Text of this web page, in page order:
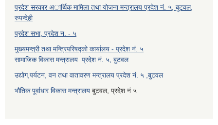
प्रदेश सरकार अार्थिक मामिला तथा योजना मन्त्रालय प्रदेश नं. ५, बुटवल,
रुपन्देही
प्रदेश सभा, प्रदेश न. - ५
मुख्यमन्त्री तथा मन्त्रिपरिषद्को कार्यालय - प्रदेश नं. ५
सामाजिक विकास मन्त्रालय प्रदेश नं. ५, बुटवल
उद्याेग,पर्यटन, वन तथा वातावरण मन्त्रालय प्रदेश नं. ५ ,बुटवल
भौतिक पूर्वाधार विकास मन्त्रालय बुटवल, प्रदेश नं ५